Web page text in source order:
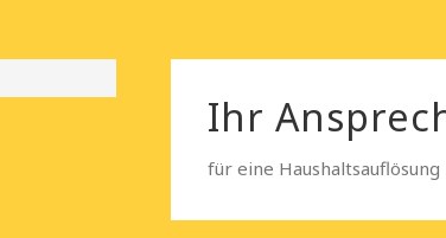
Ihr
für eine